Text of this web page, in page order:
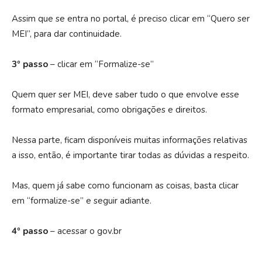
Assim que se entra no portal, é preciso clicar em “Quero ser
MEI”, para dar continuidade.
3º passo – clicar em “Formalize-se”
Quem quer ser MEI, deve saber tudo o que envolve esse
formato empresarial, como obrigações e direitos.
Nessa parte, ficam disponíveis muitas informações relativas
a isso, então, é importante tirar todas as dúvidas a respeito.
Mas, quem já sabe como funcionam as coisas, basta clicar
em “formalize-se” e seguir adiante.
4º passo – acessar o gov.br